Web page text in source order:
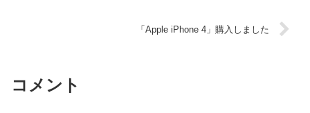
「Apple iPhone 4」購入しました
コメント